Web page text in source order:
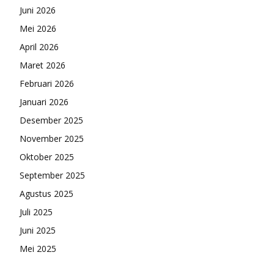
Juni 2026
Mei 2026
April 2026
Maret 2026
Februari 2026
Januari 2026
Desember 2025
November 2025
Oktober 2025
September 2025
Agustus 2025
Juli 2025
Juni 2025
Mei 2025